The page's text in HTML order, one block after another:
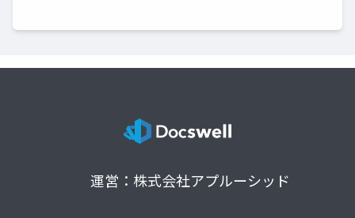
運営：株式会社アプルーシッド